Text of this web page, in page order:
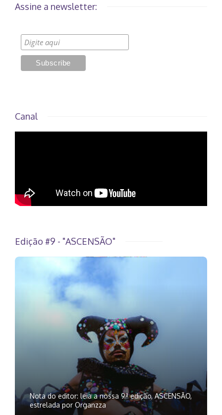
Assine a newsletter:
Canal
Edição #9 - "ASCENSÃO"
Nota do editor: leia a nossa 9ª edição, ASCENSÃO,
estrelada por Organzza